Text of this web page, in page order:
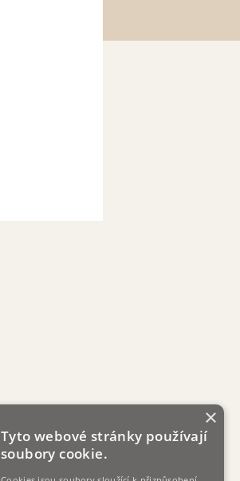
×
Tyto webové stránky používají
soubory cookie.